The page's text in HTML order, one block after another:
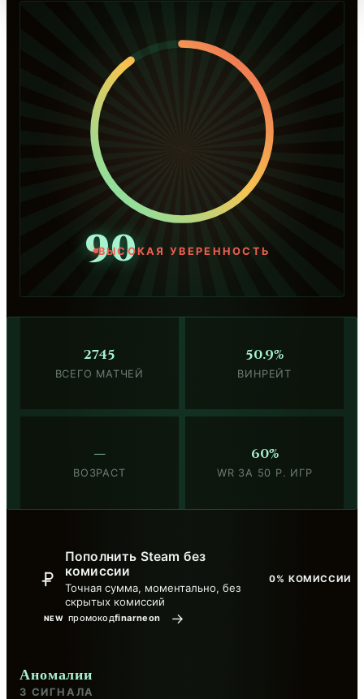
90
ВЫСОКАЯ УВЕРЕННОСТЬ
2745
ВСЕГО МАТЧЕЙ
50.9%
ВИНРЕЙТ
—
ВОЗРАСТ
60%
WR ЗА 50 Р. ИГР
0% КОМИССИИ
NEW промокодfinarneon
Пополнить Steam без
комиссии
Точная сумма, моментально, без
скрытых комиссий
→
Аномалии
3 СИГНАЛА